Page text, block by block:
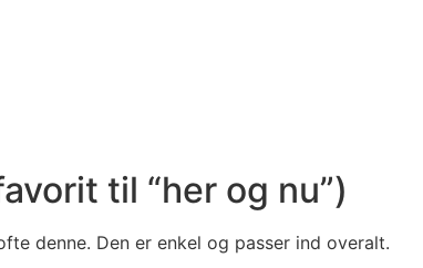
til “her og nu”)
denne. Den er enkel og passer ind overalt.